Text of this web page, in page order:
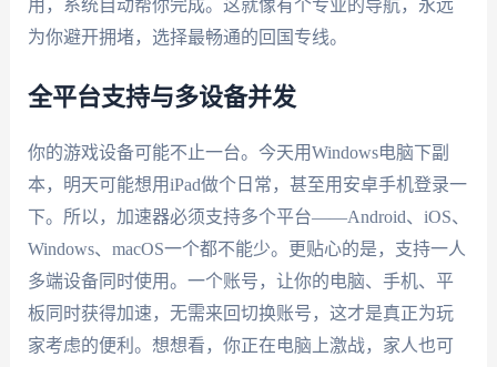
用，系统自动帮你完成。这就像有个专业的导航，永远
为你避开拥堵，选择最畅通的回国专线。
全平台支持与多设备并发
你的游戏设备可能不止一台。今天用Windows电脑下副
本，明天可能想用iPad做个日常，甚至用安卓手机登录一
下。所以，加速器必须支持多个平台——Android、iOS、
Windows、macOS一个都不能少。更贴心的是，支持一人
多端设备同时使用。一个账号，让你的电脑、手机、平
板同时获得加速，无需来回切换账号，这才是真正为玩
家考虑的便利。想想看，你正在电脑上激战，家人也可